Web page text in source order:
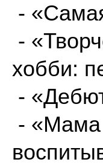
-
-
хобби:
-
- «Мама